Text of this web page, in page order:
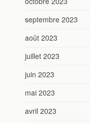
septembre 2023
août 2023
juillet 2023
juin 2023
mai 2023
avril 2023